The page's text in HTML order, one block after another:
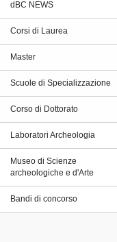
dBC NEWS
Corsi di Laurea
Master
Scuole di Specializzazione
Corso di Dottorato
Laboratori Archeologia
Museo di Scienze
archeologiche e d'Arte
Bandi di concorso